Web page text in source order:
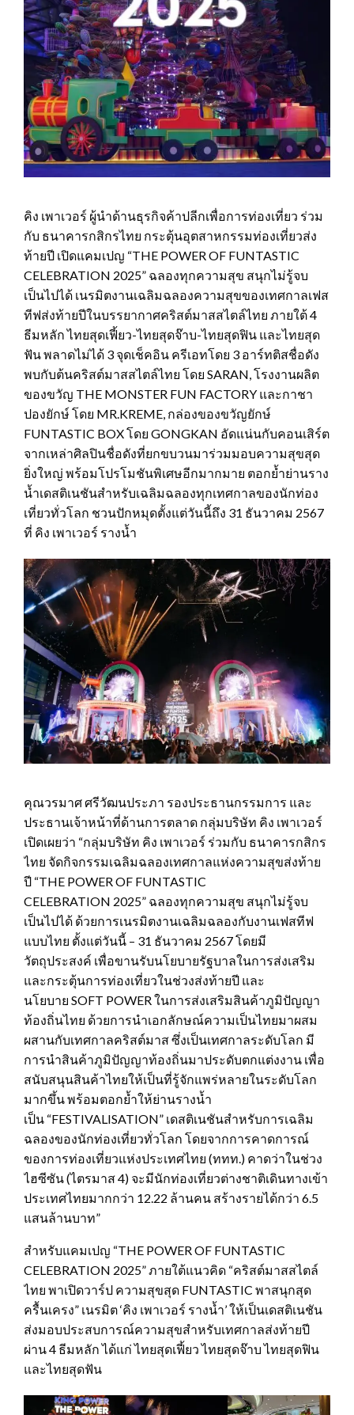
คิง เพาเวอร์ ผู้นำด้านธุรกิจค้าปลีกเพื่อการท่องเที่ยว ร่วม
กับ ธนาคารกสิกรไทย กระตุ้นอุตสาหกรรมท่องเที่ยวส่ง
ท้ายปี เปิดแคมเปญ “THE POWER OF FUNTASTIC
CELEBRATION 2025” ฉลองทุกความสุข สนุกไม่รู้จบ
เป็นไปได้ เนรมิตงานเฉลิมฉลองความสุขของเทศกาลเฟส
ทีฟส่งท้ายปีในบรรยากาศคริสต์มาสสไตล์ไทย ภายใต้ 4
ธีมหลัก ไทยสุดเฟี้ยว-ไทยสุดจ๊าบ-ไทยสุดฟิน และไทยสุด
ฟัน พลาดไม่ได้ 3 จุดเช็คอิน ครีเอทโดย 3 อาร์ทติสชื่อดัง
พบกับต้นคริสต์มาสสไตล์ไทย โดย SARAN, โรงงานผลิต
ของขวัญ THE MONSTER FUN FACTORY และกาชา
ปองยักษ์ โดย MR.KREME, กล่องของขวัญยักษ์
FUNTASTIC BOX โดย GONGKAN อัดแน่นกับคอนเสิร์ต
จากเหล่าศิลปินชื่อดังที่ยกขบวนมาร่วมมอบความสุขสุด
ยิ่งใหญ่ พร้อมโปรโมชันพิเศษอีกมากมาย ตอกย้ำย่านราง
น้ำเดสติเนชันสำหรับเฉลิมฉลองทุกเทศกาลของนักท่อง
เที่ยวทั่วโลก ชวนปักหมุดตั้งแต่วันนี้ถึง 31 ธันวาคม 2567
ที่ คิง เพาเวอร์ รางน้ำ
คุณวรมาศ ศรีวัฒนประภา รองประธานกรรมการ และ
ประธานเจ้าหน้าที่ด้านการตลาด กลุ่มบริษัท คิง เพาเวอร์
เปิดเผยว่า “กลุ่มบริษัท คิง เพาเวอร์ ร่วมกับ ธนาคารกสิกร
ไทย จัดกิจกรรมเฉลิมฉลองเทศกาลแห่งความสุขส่งท้าย
ปี “THE POWER OF FUNTASTIC
CELEBRATION 2025” ฉลองทุกความสุข สนุกไม่รู้จบ
เป็นไปได้ ด้วยการเนรมิตงานเฉลิมฉลองกับงานเฟสทีฟ
แบบไทย ตั้งแต่วันนี้ – 31 ธันวาคม 2567 โดยมี
วัตถุประสงค์ เพื่อขานรับนโยบายรัฐบาลในการส่งเสริม
และกระตุ้นการท่องเที่ยวในช่วงส่งท้ายปี และ
นโยบาย SOFT POWER ในการส่งเสริมสินค้าภูมิปัญญา
ท้องถิ่นไทย ด้วยการนำเอกลักษณ์ความเป็นไทยมาผสม
ผสานกับเทศกาลคริสต์มาส ซึ่งเป็นเทศกาลระดับโลก มี
การนำสินค้าภูมิปัญญาท้องถิ่นมาประดับตกแต่งงาน เพื่อ
สนับสนุนสินค้าไทยให้เป็นที่รู้จักแพร่หลายในระดับโลก
มากขึ้น พร้อมตอกย้ำให้ย่านรางน้ำ
เป็น “FESTIVALISATION” เดสติเนชันสำหรับการเฉลิม
ฉลองของนักท่องเที่ยวทั่วโลก โดยจากการคาดการณ์
ของการท่องเที่ยวแห่งประเทศไทย (ททท.) คาดว่าในช่วง
ไฮซีซัน (ไตรมาส 4) จะมีนักท่องเที่ยวต่างชาติเดินทางเข้า
ประเทศไทยมากกว่า 12.22 ล้านคน สร้างรายได้กว่า 6.5
แสนล้านบาท”
สำหรับแคมเปญ “THE POWER OF FUNTASTIC
CELEBRATION 2025” ภายใต้แนวคิด “คริสต์มาสสไตล์
ไทย พาเปิดวาร์ป ความสุขสุด FUNTASTIC พาสนุกสุด
ครื้นเครง” เนรมิต ‘คิง เพาเวอร์ รางน้ำ’ ให้เป็นเดสติเนชัน
ส่งมอบประสบการณ์ความสุขสำหรับเทศกาลส่งท้ายปี
ผ่าน 4 ธีมหลัก ได้แก่ ไทยสุดเฟี้ยว ไทยสุดจ๊าบ ไทยสุดฟิน
และไทยสุดฟัน